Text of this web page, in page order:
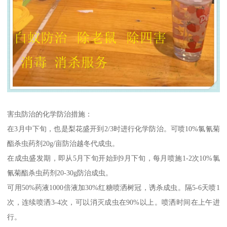
害虫防治的化学防治措施：
在3月中下旬，也是梨花盛开到2/3时进行化学防治。可喷10%氯氰菊
酯杀虫药剂20g/亩防治越冬代成虫。
在成虫盛发期，即从5月下旬开始到9月下旬，每月喷施1-2次10%氯
氰菊酯杀虫药剂20-30g防治成虫。
可用50%药液1000倍液加30%红糖喷洒树冠，诱杀成虫。隔5-6天喷1
次，连续喷洒3-4次，可以消灭成虫在90%以上。喷洒时间在上午进
行。